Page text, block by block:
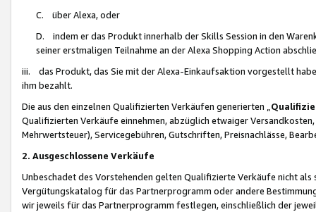
C. über Alexa, oder
D. indem er das Produkt innerhalb der Skills Session in den
seiner erstmaligen Teilnahme an der Alexa Shopping Action
iii. das Produkt, das Sie mit der Alexa-Einkaufsaktion vorgestellt
ihm bezahlt.
Die aus den einzelnen Qualifizierten Verkäufen generierten „
Qualifizierten Verkäufe einnehmen, abzüglich etwaiger
Mehrwertsteuer), Servicegebühren, Gutschriften, Preisnachlässe,
2. Ausgeschlossene Verkäufe
Unbeschadet des Vorstehenden gelten Qualifizierte Verkäufe nicht
Vergütungskatalog für das Partnerprogramm oder andere
wir jeweils für das Partnerprogramm festlegen, einschließlich der